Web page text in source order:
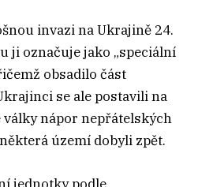
invazi na Ukrajině 24.
ji označuje jako „speciální
obsadilo část
se ale postavili na
nápor nepřátelských
území dobyli zpět.
jednotky podle